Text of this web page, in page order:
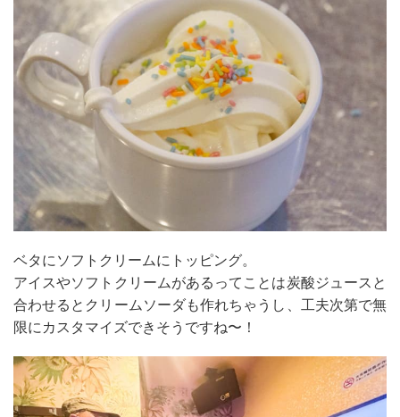
ベタにソフトクリームにトッピング。
アイスやソフトクリームがあるってことは炭酸ジュースと
合わせるとクリームソーダも作れちゃうし、工夫次第で無
限にカスタマイズできそうですね〜！